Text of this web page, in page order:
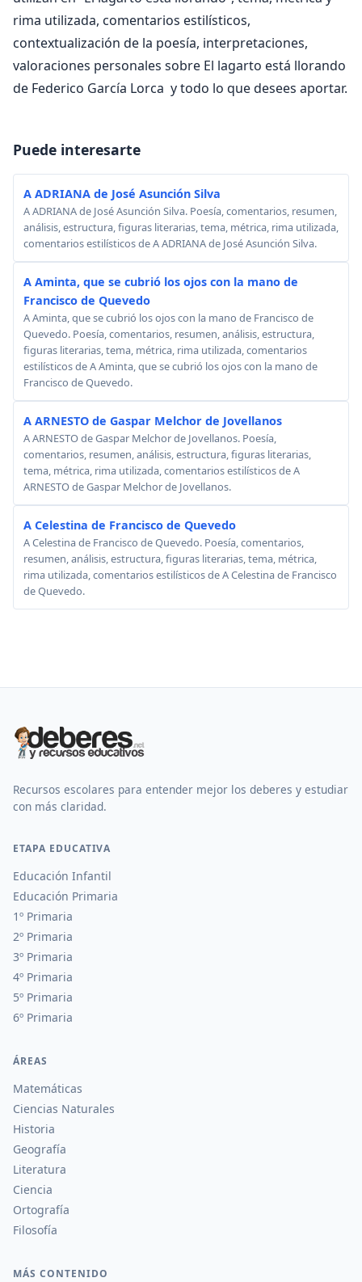
rima utilizada, comentarios estilísticos,
contextualización de la poesía, interpretaciones,
valoraciones personales sobre El lagarto está llorando
de Federico García Lorca y todo lo que desees aportar.
Puede interesarte
A ADRIANA de José Asunción Silva
A ADRIANA de José Asunción Silva. Poesía, comentarios, resumen,
análisis, estructura, figuras literarias, tema, métrica, rima utilizada,
comentarios estilísticos de A ADRIANA de José Asunción Silva.
A Aminta, que se cubrió los ojos con la mano de
Francisco de Quevedo
A Aminta, que se cubrió los ojos con la mano de Francisco de
Quevedo. Poesía, comentarios, resumen, análisis, estructura,
figuras literarias, tema, métrica, rima utilizada, comentarios
estilísticos de A Aminta, que se cubrió los ojos con la mano de
Francisco de Quevedo.
A ARNESTO de Gaspar Melchor de Jovellanos
A ARNESTO de Gaspar Melchor de Jovellanos. Poesía,
comentarios, resumen, análisis, estructura, figuras literarias,
tema, métrica, rima utilizada, comentarios estilísticos de A
ARNESTO de Gaspar Melchor de Jovellanos.
A Celestina de Francisco de Quevedo
A Celestina de Francisco de Quevedo. Poesía, comentarios,
resumen, análisis, estructura, figuras literarias, tema, métrica,
rima utilizada, comentarios estilísticos de A Celestina de Francisco
de Quevedo.
Recursos escolares para entender mejor los deberes y estudiar
con más claridad.
ETAPA EDUCATIVA
Educación Infantil
Educación Primaria
1º Primaria
2º Primaria
3º Primaria
4º Primaria
5º Primaria
6º Primaria
ÁREAS
Matemáticas
Ciencias Naturales
Historia
Geografía
Literatura
Ciencia
Ortografía
Filosofía
MÁS CONTENIDO